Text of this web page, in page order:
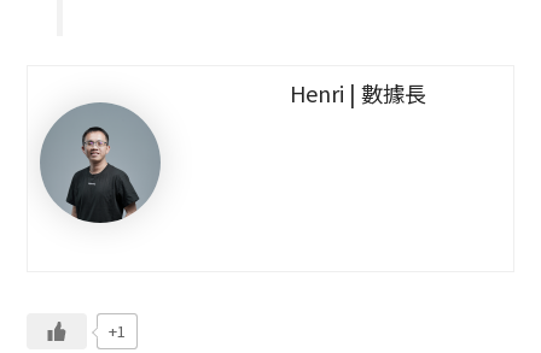
Henri | 數據長
+1